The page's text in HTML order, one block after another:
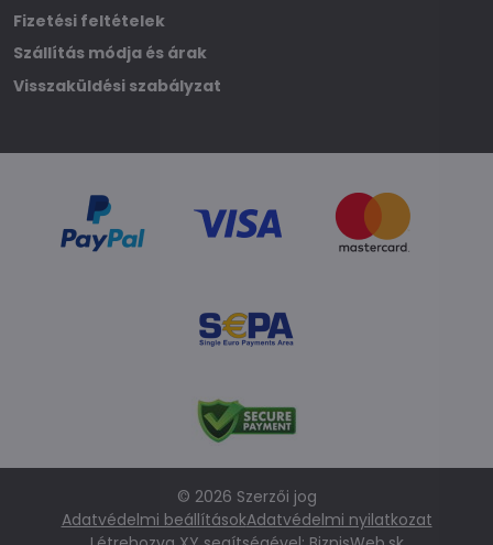
Fizetési feltételek
Szállítás módja és árak
Visszaküldési szabályzat
© 2026 Szerzői jog
Adatvédelmi beállításokAdatvédelmi nyilatkozat